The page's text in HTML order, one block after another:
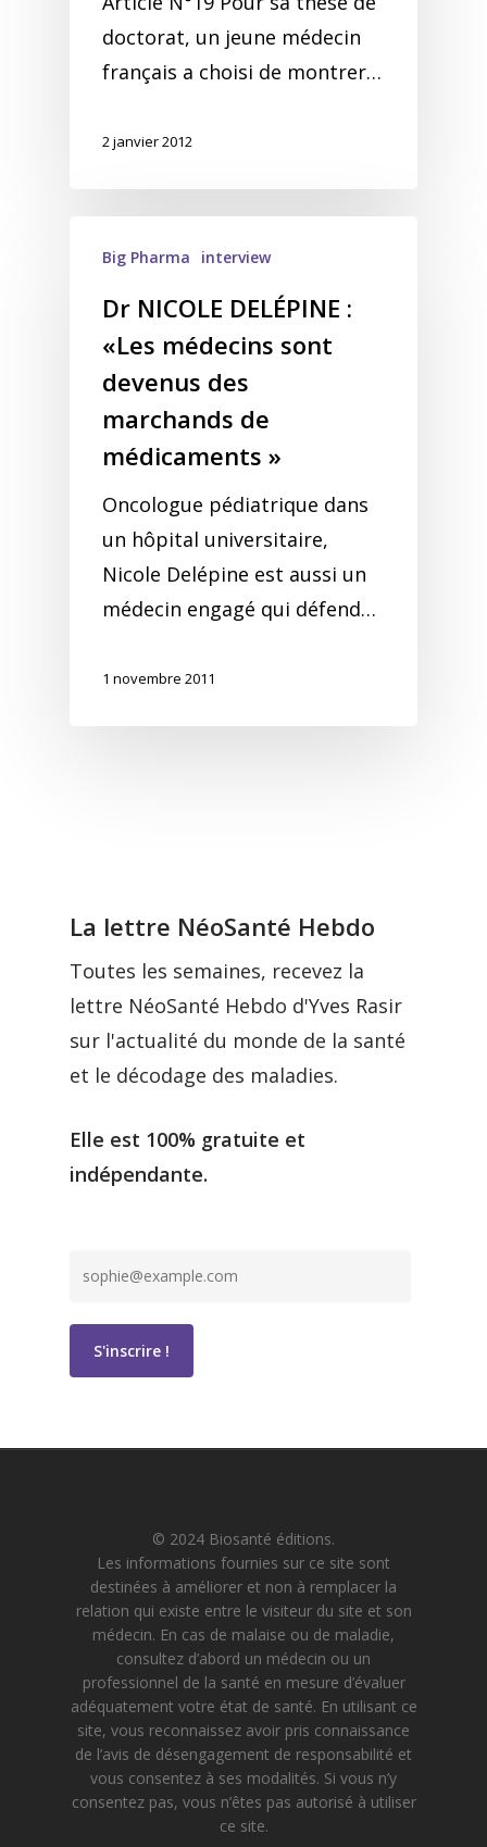
doctorat, un jeune médecin
français a choisi de montrer…
2 janvier 2012
Big Pharma interview
Dr NICOLE DELÉPINE :
«Les médecins sont
devenus des
marchands de
médicaments »
Oncologue pédiatrique dans
un hôpital universitaire,
Nicole Delépine est aussi un
médecin engagé qui défend…
1 novembre 2011
La lettre NéoSanté Hebdo
Toutes les semaines, recevez la
lettre NéoSanté Hebdo d'Yves Rasir
sur l'actualité du monde de la santé
et le décodage des maladies.
Elle est 100% gratuite et
indépendante.
© 2024 Biosanté éditions.
Les informations fournies sur ce site sont
destinées à améliorer et non à remplacer la
relation qui existe entre le visiteur du site et son
médecin. En cas de malaise ou de maladie,
consultez d’abord un médecin ou un
professionnel de la santé en mesure d’évaluer
adéquatement votre état de santé. En utilisant ce
site, vous reconnaissez avoir pris connaissance
de l’avis de désengagement de responsabilité et
vous consentez à ses modalités. Si vous n’y
consentez pas, vous n’êtes pas autorisé à utiliser
ce site.